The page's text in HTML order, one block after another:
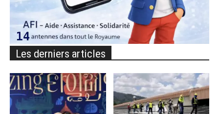
Les derniers articles